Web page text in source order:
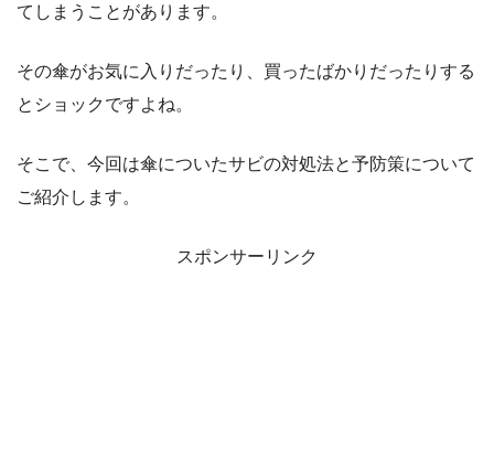
てしまうことがあります。
その傘がお気に入りだったり、買ったばかりだったりする
とショックですよね。
そこで、今回は傘についたサビの対処法と予防策について
ご紹介します。
スポンサーリンク